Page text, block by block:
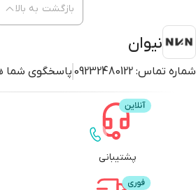
نیوان
شماره تماس: 09232480122 پاسخگوی شما
بازگشت به بالا
پشتیبانی